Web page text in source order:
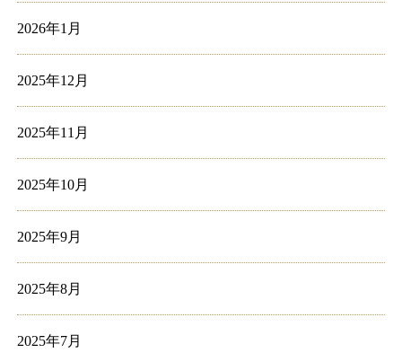
2026年1月
2025年12月
2025年11月
2025年10月
2025年9月
2025年8月
2025年7月